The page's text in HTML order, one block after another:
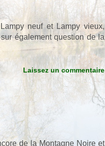
neuf et Lampy vieux,
également question de la
Laissez un commentaire
de la Montagne Noire et